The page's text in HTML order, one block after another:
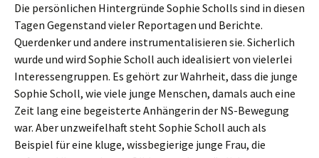
Die persönlichen Hintergründe Sophie Scholls sind in diesen
Tagen Gegenstand vieler Reportagen und Berichte.
Querdenker und andere instrumentalisieren sie. Sicherlich
wurde und wird Sophie Scholl auch idealisiert von vielerlei
Interessengruppen. Es gehört zur Wahrheit, dass die junge
Sophie Scholl, wie viele junge Menschen, damals auch eine
Zeit lang eine begeisterte Anhängerin der NS-Bewegung
war. Aber unzweifelhaft steht Sophie Scholl auch als
Beispiel für eine kluge, wissbegierige junge Frau, die